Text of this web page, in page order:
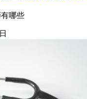
哪些